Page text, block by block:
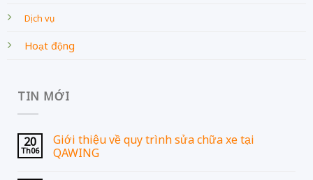
Dịch vụ
Hoạt động
TIN MỚI
20
Th06
Giới thiệu về quy trình sửa chữa xe tại
QAWING